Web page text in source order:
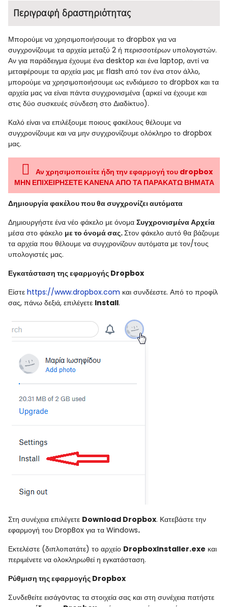
Περιγραφή δραστηριότητας
Μπορούμε να χρησιμοποιήσουμε το dropbox για να
συγχρονίζουμε τα αρχεία μεταξύ 2 ή περισσοτέρων υπολογιστών.
Αν για παράδειγμα έχουμε ένα desktop και ένα laptop, αντί να
μεταφέρουμε τα αρχεία μας με flash από τον ένα στον άλλο,
μπορούμε να χρησιμοποιήσουμε ως ενδιάμεσο το dropbox και τα
αρχεία μας να είναι πάντα συγχρονισμένα (αρκεί να έχουμε και
στις δύο συσκευές σύνδεση στο Διαδίκτυο).
Καλό είναι να επιλέξουμε ποιους φακέλους θέλουμε να
συγχρονίζουμε και να μην συγχρονίζουμε ολόκληρο το dropbox
μας.
Αν χρησιμοποιείτε ήδη την εφαρμογή του dropbox
ΜΗΝ ΕΠΙΧΕΙΡΗΣΕΤΕ ΚΑΝΕΝΑ ΑΠΟ ΤΑ ΠΑΡΑΚΑΤΩ ΒΗΜΑΤΑ
Δημιουργία φακέλου που θα συγχρονίζει αυτόματα
Δημιουργήστε ένα νέο φάκελο με όνομα Συγχρονισμένα Αρχεία
μέσα στο φάκελο με το όνομά σας.Στον φάκελο αυτό θα βάζουμε
τα αρχεία που θέλουμε να συγχρονίζουν αυτόματα με τον/τους
υπολογιστές μας.
Εγκατάσταση της εφαρμογής Dropbox
Είστε https://www.dropbox.com και συνδέεστε. Από το προφίλ
σας, πάνω δεξιά, επιλέγετε Install.
Στη συνέχεια επιλέγετε Download Dropbox. Κατεβάστε την
εφαρμογή του DropBox για τα Windows.
Εκτελέστε (διπλοπατάτε) το αρχείο DropboxInstaller.exe και
περιμένετε να ολοκληρωθεί η εγκατάσταση.
Ρύθμιση της εφαρμογής Dropbox
Συνδεθείτε εισάγoντας τα στοιχεία σας και στη συνέχεια πατήστε